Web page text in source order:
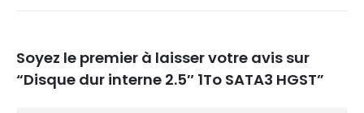
Soyez le premier à laisser votre avis sur
“Disque dur interne 2.5″ 1To SATA3 HGST”